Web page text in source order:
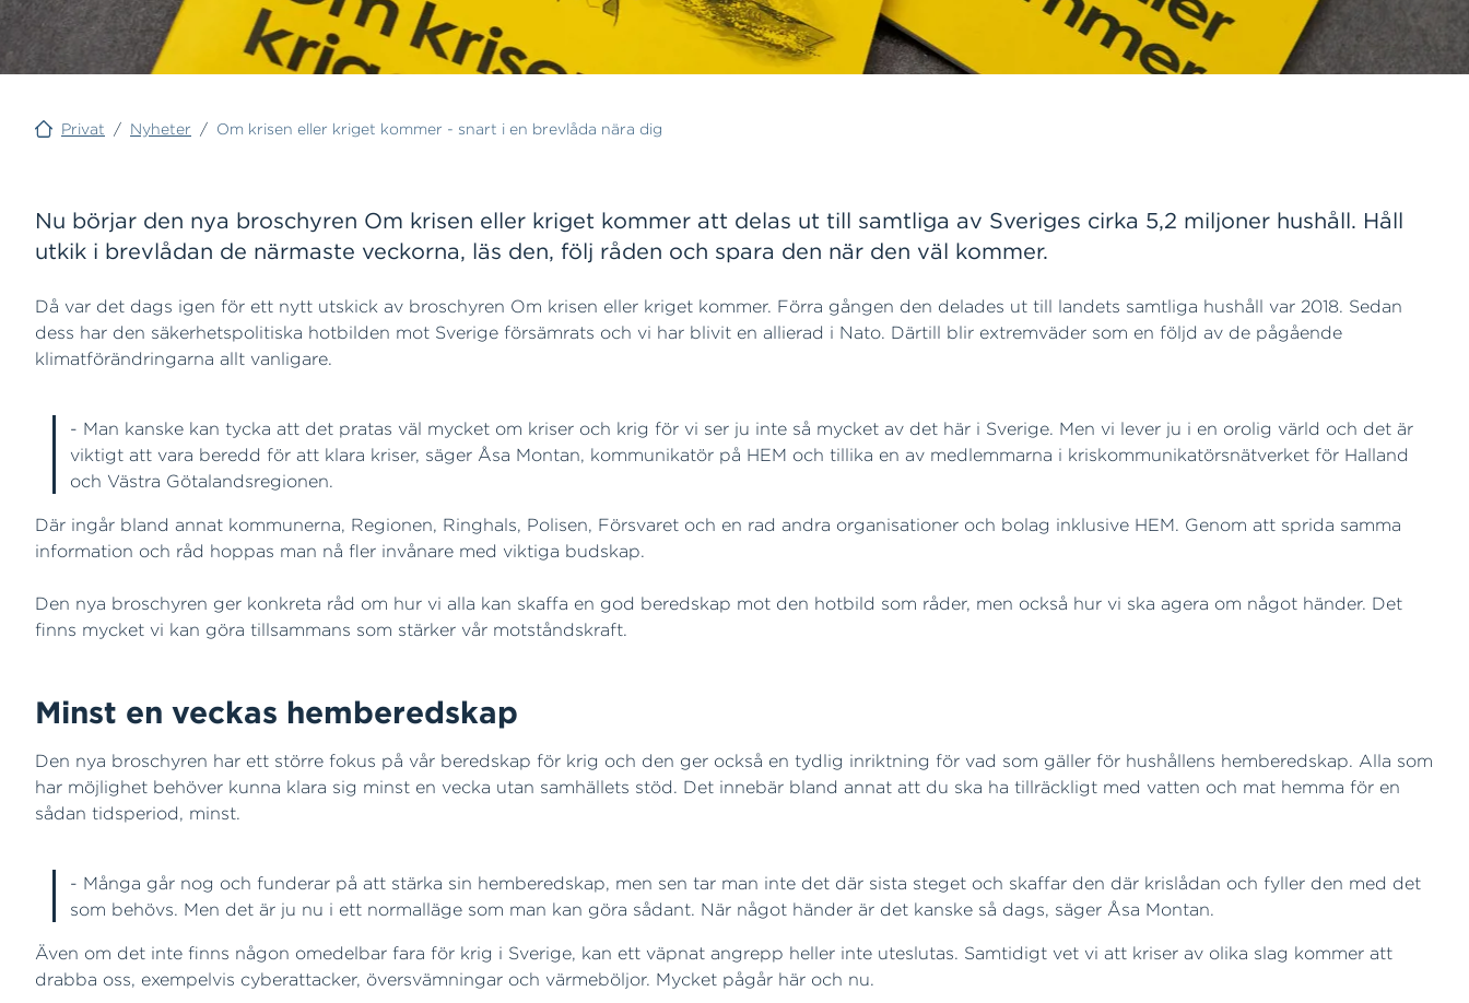
Privat / Nyheter / Om krisen eller kriget kommer - snart i en brevlåda nära dig
Nu börjar den nya broschyren Om krisen eller kriget kommer att delas ut till samtliga av Sveriges cirka 5,2 miljoner hushåll. Håll
utkik i brevlådan de närmaste veckorna, läs den, följ råden och spara den när den väl kommer.
Då var det dags igen för ett nytt utskick av broschyren Om krisen eller kriget kommer. Förra gången den delades ut till landets samtliga hushåll var 2018. Sedan
dess har den säkerhetspolitiska hotbilden mot Sverige försämrats och vi har blivit en allierad i Nato. Därtill blir extremväder som en följd av de pågående
klimatförändringarna allt vanligare.
- Man kanske kan tycka att det pratas väl mycket om kriser och krig för vi ser ju inte så mycket av det här i Sverige. Men vi lever ju i en orolig värld och det är
viktigt att vara beredd för att klara kriser, säger Åsa Montan, kommunikatör på HEM och tillika en av medlemmarna i kriskommunikatörsnätverket för Halland
och Västra Götalandsregionen.
Där ingår bland annat kommunerna, Regionen, Ringhals, Polisen, Försvaret och en rad andra organisationer och bolag inklusive HEM. Genom att sprida samma
information och råd hoppas man nå fler invånare med viktiga budskap.
Den nya broschyren ger konkreta råd om hur vi alla kan skaffa en god beredskap mot den hotbild som råder, men också hur vi ska agera om något händer. Det
finns mycket vi kan göra tillsammans som stärker vår motståndskraft.
Minst en veckas hemberedskap
Den nya broschyren har ett större fokus på vår beredskap för krig och den ger också en tydlig inriktning för vad som gäller för hushållens hemberedskap. Alla som
har möjlighet behöver kunna klara sig minst en vecka utan samhällets stöd. Det innebär bland annat att du ska ha tillräckligt med vatten och mat hemma för en
sådan tidsperiod, minst.
- Många går nog och funderar på att stärka sin hemberedskap, men sen tar man inte det där sista steget och skaffar den där krislådan och fyller den med det
som behövs. Men det är ju nu i ett normalläge som man kan göra sådant. När något händer är det kanske så dags, säger Åsa Montan.
Även om det inte finns någon omedelbar fara för krig i Sverige, kan ett väpnat angrepp heller inte uteslutas. Samtidigt vet vi att kriser av olika slag kommer att
drabba oss, exempelvis cyberattacker, översvämningar och värmeböljor. Mycket pågår här och nu.